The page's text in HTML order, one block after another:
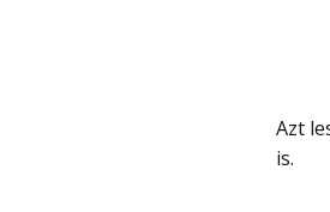
Azt leszámítva, hogy okos elektromos borotva, alapvetően tipikus, de van kijelzője
is.